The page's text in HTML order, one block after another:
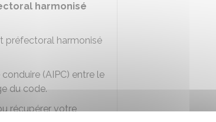
harmonisé
préfectoral harmonisé
(AIPC) entre le
du code.
récupérer votre